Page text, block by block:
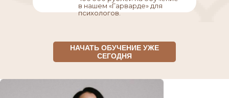
в нашем «Гарварде» для
психологов.
НАЧАТЬ ОБУЧЕНИЕ УЖЕ
СЕГОДНЯ